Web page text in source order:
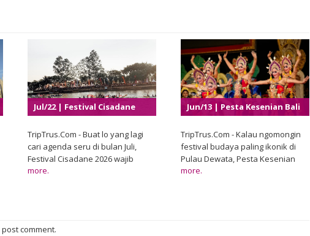
Jul/22 | Festival Cisadane
2026
TripTrus.Com - Buat lo yang lagi
cari agenda seru di bulan Juli,
Festival Cisadane 2026 wajib
banget masuk daftar. Pemerintah
selalu dinanti masyarakat setiap
more.
Jun/13 | Pesta Kesenian Bali
XLVIII 2026
TripTrus.Com - Kalau ngomongin
festival budaya paling ikonik di
Pulau Dewata, Pesta Kesenian
Bali jelas masuk daftar teratas.
more.
comment.